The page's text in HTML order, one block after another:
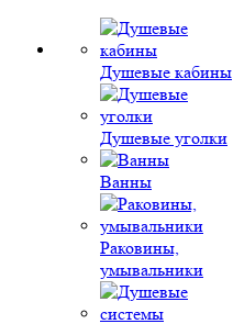
Душевые кабины
Душевые уголки
Ванны
Раковины,
умывальники